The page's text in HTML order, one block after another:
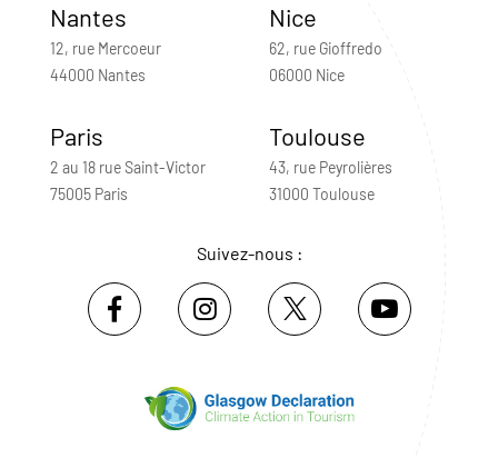
Nantes
12, rue Mercoeur
44000 Nantes
Nice
62, rue Gioffredo
06000 Nice
Paris
2 au 18 rue Saint-Victor
75005 Paris
Toulouse
43, rue Peyrolières
31000 Toulouse
Suivez-nous :